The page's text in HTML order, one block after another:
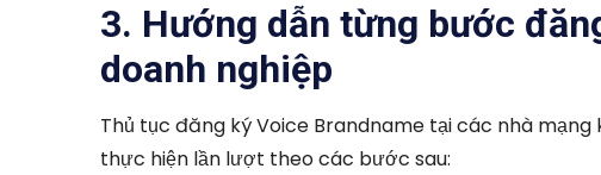
3. Hướng dẫn từng bước
doanh nghiệp
Thủ tục đăng ký Voice Brandname tại các nhà
thực hiện lần lượt theo các bước sau: